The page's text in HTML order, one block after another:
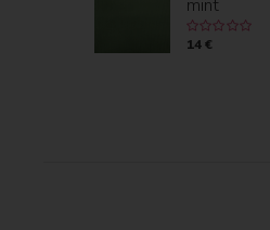
mint
14 €